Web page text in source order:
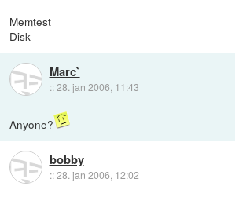
Memtest
Disk
Marc`
::28. jan 2006, 11:43
Anyone?
bobby
::28. jan 2006, 12:02